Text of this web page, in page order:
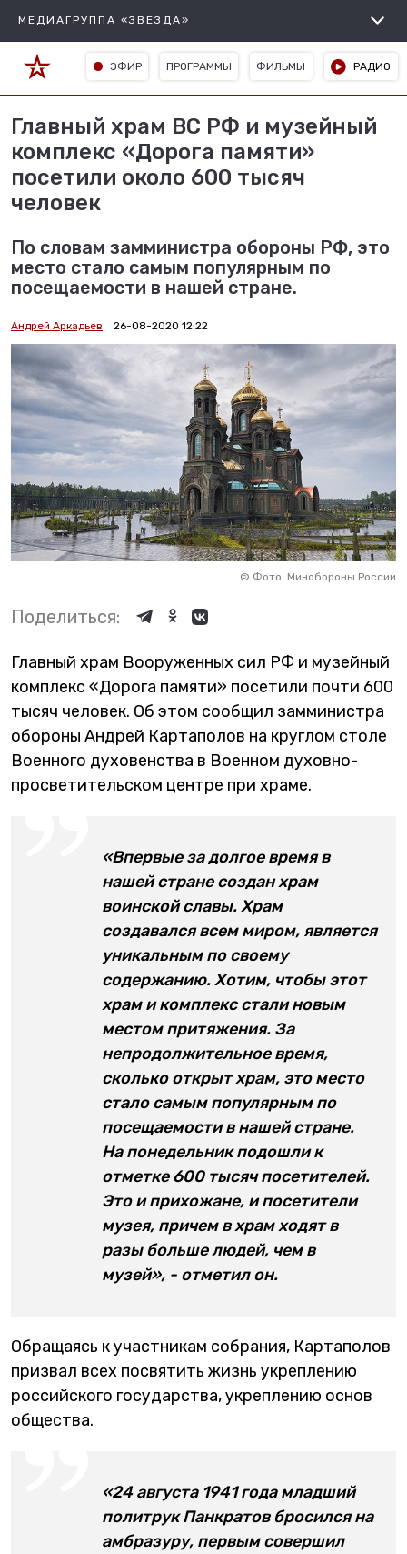
МЕДИАГРУППА «ЗВЕЗДА»
ЭФИР ПРОГРАММЫ ФИЛЬМЫ РАДИО
Главный храм ВС РФ и музейный
комплекс «Дорога памяти»
посетили около 600 тысяч
человек
По словам замминистра обороны РФ, это
место стало самым популярным по
посещаемости в нашей стране.
Андрей Аркадьев 26-08-2020 12:22
© Фото: Минобороны России
Поделиться:
Главный храм Вооруженных сил РФ и музейный
комплекс «Дорога памяти» посетили почти 600
тысяч человек. Об этом сообщил замминистра
обороны Андрей Картаполов на круглом столе
Военного духовенства в Военном духовно-
просветительском центре при храме.
«Впервые за долгое время в
нашей стране создан храм
воинской славы. Храм
создавался всем миром, является
уникальным по своему
содержанию. Хотим, чтобы этот
храм и комплекс стали новым
местом притяжения. За
непродолжительное время,
сколько открыт храм, это место
стало самым популярным по
посещаемости в нашей стране.
На понедельник подошли к
отметке 600 тысяч посетителей.
Это и прихожане, и посетители
музея, причем в храм ходят в
разы больше людей, чем в
музей», - отметил он.
Обращаясь к участникам собрания, Картаполов
призвал всех посвятить жизнь укреплению
российского государства, укреплению основ
общества.
«24 августа 1941 года младший
политрук Панкратов бросился на
амбразуру, первым совершил